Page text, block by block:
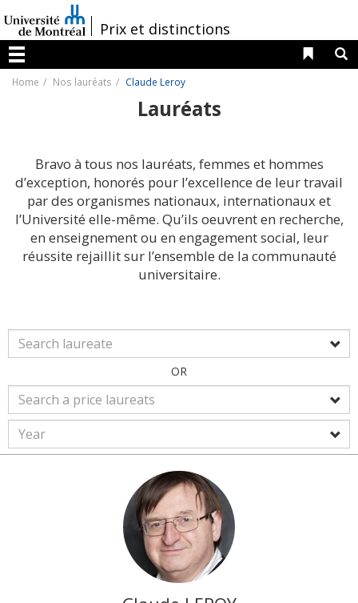
au
contenu
/Prix et distinctions
Menu
Liens
Home Nos lauréats Claude Leroy
Lauréats
Bravo à tous nos lauréats, femmes et hommes
d’exception, honorés pour l’excellence de leur travail
par des organismes nationaux, internationaux et
l’Université elle-même. Qu’ils oeuvrent en recherche,
en enseignement ou en engagement social, leur
réussite rejaillit sur l’ensemble de la communauté
universitaire.
OR